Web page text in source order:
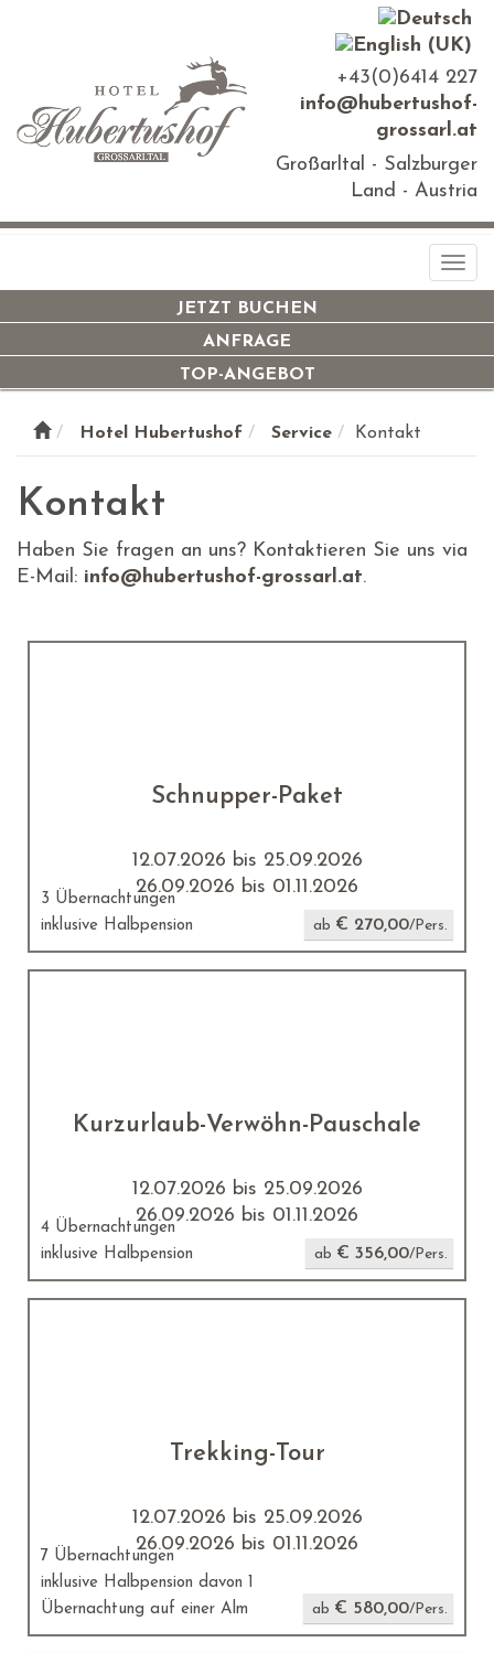
+43(0)6414 227
info@hubertushof-
grossarl.at
Großarltal - Salzburger
Land - Austria
JETZT BUCHEN
ANFRAGE
TOP-ANGEBOT
Hotel Hubertushof Service Kontakt
Kontakt
Haben Sie fragen an uns? Kontaktieren Sie uns via
E-Mail: info@hubertushof-grossarl.at.
Schnupper-Paket
12.07.2026 bis 25.09.2026
26.09.2026 bis 01.11.2026
3 Übernachtungen
inklusive Halbpension
ab € 270,00/Pers.
Kurzurlaub-Verwöhn-Pauschale
12.07.2026 bis 25.09.2026
26.09.2026 bis 01.11.2026
4 Übernachtungen
inklusive Halbpension
ab € 356,00/Pers.
Trekking-Tour
12.07.2026 bis 25.09.2026
26.09.2026 bis 01.11.2026
7 Übernachtungen
inklusive Halbpension davon 1
Übernachtung auf einer Alm
ab € 580,00/Pers.